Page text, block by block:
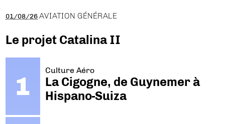
01/08/26 AVIATION GÉNÉRALE
Le projet Catalina II
Culture Aéro
La Cigogne, de Guynemer à
Hispano-Suiza